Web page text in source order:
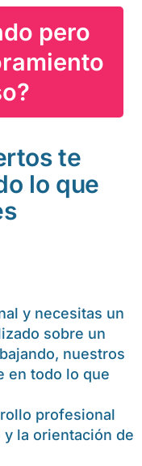
pero
te
lo que
y necesitas un
sobre un
nuestros
en todo lo que
profesional
la orientación de